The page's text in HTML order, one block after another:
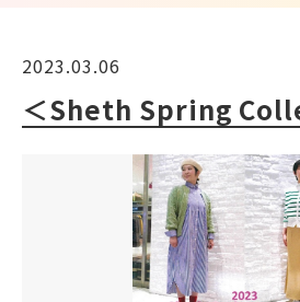
2023.03.06
＜Sheth Spring